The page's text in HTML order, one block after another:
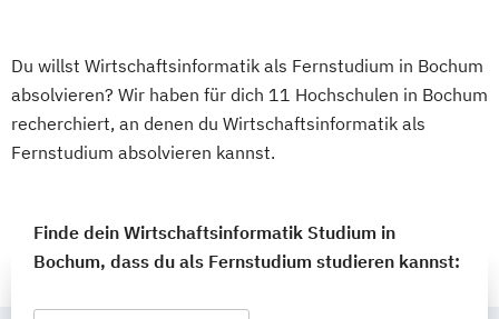
Du willst Wirtschaftsinformatik als Fernstudium in Bochum
absolvieren? Wir haben für dich 11 Hochschulen in Bochum
recherchiert, an denen du Wirtschaftsinformatik als
Fernstudium absolvieren kannst.
Finde dein Wirtschaftsinformatik Studium in
Bochum, dass du als Fernstudium studieren kannst: